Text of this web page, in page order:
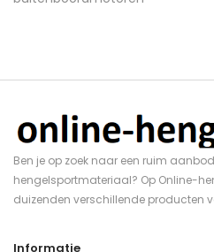
Ben je op zoek naar een ruim
hengelsportmateriaal? Op Online-
duizenden verschillende producten
Informatie